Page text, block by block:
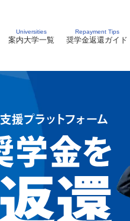
Universities
案内大学一覧
Repayment Tips
奨学金返還ガイド